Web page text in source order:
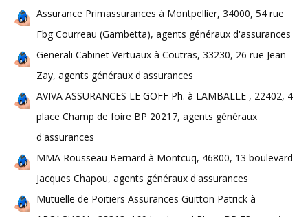
Assurance Primassurances à Montpellier, 34000, 54 rue
Fbg Courreau (Gambetta), agents généraux d'assurances
Generali Cabinet Vertuaux à Coutras, 33230, 26 rue Jean
Zay, agents généraux d'assurances
AVIVA ASSURANCES LE GOFF Ph. à LAMBALLE , 22402, 4
place Champ de foire BP 20217, agents généraux
d'assurances
MMA Rousseau Bernard à Montcuq, 46800, 13 boulevard
Jacques Chapou, agents généraux d'assurances
Mutuelle de Poitiers Assurances Guitton Patrick à